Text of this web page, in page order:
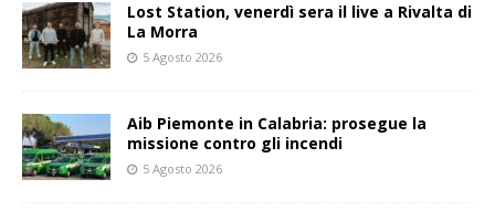
Lost Station, venerdì sera il live a Rivalta di
La Morra
5 Agosto 2026
Aib Piemonte in Calabria: prosegue la
missione contro gli incendi
5 Agosto 2026